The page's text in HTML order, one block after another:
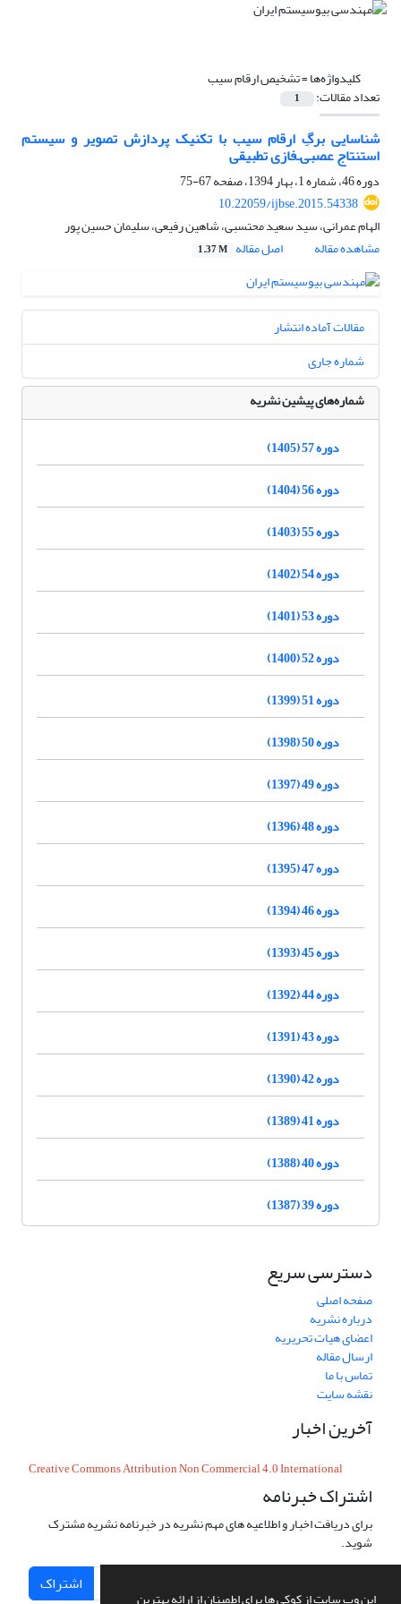
این وب سایت از کوکی ها برای اطمینان از ارائه بهترین
کلیدواژه‌ها =تشخیص ارقام سیب
تعداد مقالات: 1
شناسایی برگِ ارقام سیب با تکنیک پردازش تصویر و سیستم
استنتاج عصبی‌ـ‌فازی تطبیقی
دوره 46، شماره 1، بهار 1394، صفحه
67-75
10.22059/ijbse.2015.54338
الهام عمرانی، سید سعید محتسبی، شاهین رفیعی، سلیمان حسین پور
مشاهده مقاله
اصل مقاله 1.37 M
مقالات آماده انتشار
شماره جاری
شماره‌های پیشین نشریه
دوره 57 (1405)
دوره 56 (1404)
دوره 55 (1403)
دوره 54 (1402)
دوره 53 (1401)
دوره 52 (1400)
دوره 51 (1399)
دوره 50 (1398)
دوره 49 (1397)
دوره 48 (1396)
دوره 47 (1395)
دوره 46 (1394)
دوره 45 (1393)
دوره 44 (1392)
دوره 43 (1391)
دوره 42 (1390)
دوره 41 (1389)
دوره 40 (1388)
دوره 39 (1387)
دسترسی سریع
صفحه اصلی
درباره نشریه
اعضای هیات تحریریه
ارسال مقاله
تماس با ما
نقشه سایت
آخرین اخبار
Creative Commons Attribution Non Commercial 4.0 International
اشتراک خبرنامه
برای دریافت اخبار و اطلاعیه های مهم نشریه در خبرنامه نشریه مشترک
شوید.
اشتراک